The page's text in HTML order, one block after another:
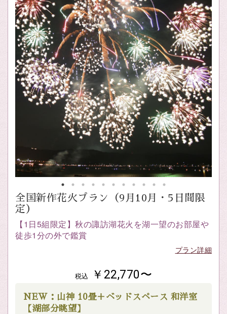
全国新作花火プラン（9月10月・5日間限
定）
【1日5組限定】秋の諏訪湖花火を湖一望のお部屋や
徒歩1分の外で鑑賞
プラン詳細
税込 ￥22,770〜
NEW：山神 10畳＋ベッドスペース 和洋室
【湖部分眺望】